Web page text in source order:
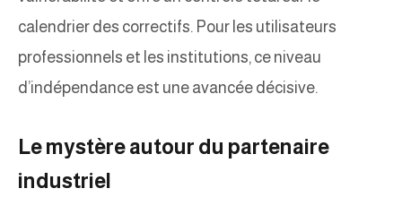
calendrier des correctifs. Pour les utilisateurs
professionnels et les institutions, ce niveau
d’indépendance est une avancée décisive.
Le mystère autour du partenaire
industriel